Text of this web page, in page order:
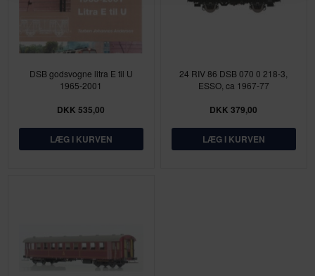
DSB godsvogne litra E til U
1965-2001
DKK 535,00
24 RIV 86 DSB 070 0 218-3,
ESSO, ca 1967-77
DKK 379,00